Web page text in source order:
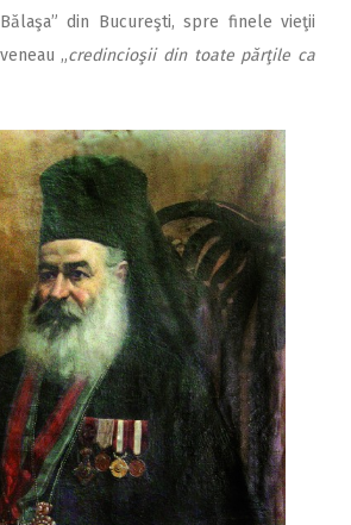
din Bucureşti, spre finele vieţii
„credincioşii din toate părţile ca